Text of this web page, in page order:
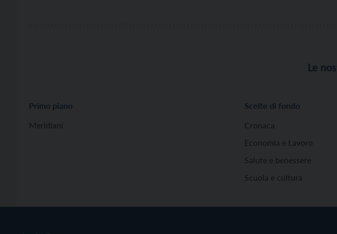
Le
Primo piano
Meridiani
Scelte di fondo
Cronaca
Economia e Lavoro
Salute e benessere
Scuola e cultura